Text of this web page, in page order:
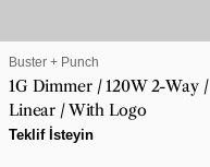
SATICI:
Buster + Punch
1G Dimmer / 120W 2-Way /
Linear / With Logo
Normal
Teklif İsteyin